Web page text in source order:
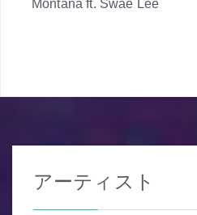
ー
Montana ft. Swae Lee
アーティスト